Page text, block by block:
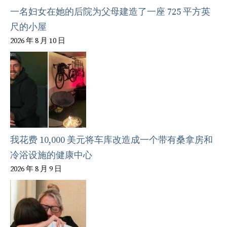
一名妇女在她的后院为父母建造了一座 725 平方英
尺的小屋
2026 年 8 月 10 日
我花费 10,000 美元将车库改造成一个带有桑拿房和
冷浴设施的健康中心
2026 年 8 月 9 日